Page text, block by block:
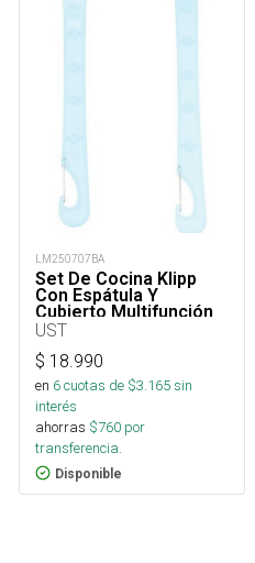
LM250707BA
Set De Cocina Klipp
Con Espátula Y
Cubierto Multifunción
UST
$ 18.990
en 6cuotas de $3.165sin
interés
ahorras $760 por
transferencia.
Disponible